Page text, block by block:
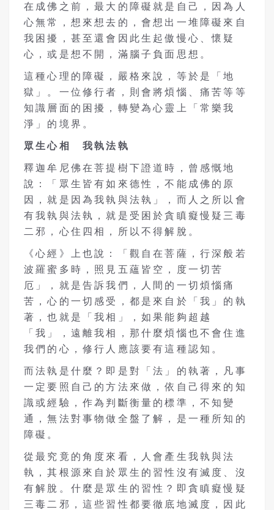
在成佛之前，最大的障礙就是自己，因為人
心無常，想來想去的，會想出一堆障礙來自
我困擾，甚至還會因此生起傲慢心、懷疑
心，或是想不開，滿腦子負面思想。
這種心理的障礙，嚴格來說，等於是「地
獄」。一位修行者，則會將煩惱、痛苦等等
知識層面的困擾，轉變為心靈上「常樂我
淨」的境界。
眾生心相 我執法執
釋迦牟尼佛在菩提樹下證道時，曾感慨地
說：「眾生皆有如來德性，不能成佛的原
因，就是因為我執與法執」，而人之所以會
有我執與法執，就是受困於貪瞋癡慢疑三毒
二邪，心住四相，所以不得解脫。
《心經》上也說：「觀自在菩薩，行深般若
波羅蜜多時，照見五蘊皆空，度一切苦
厄」，就是告訴我們，人間的一切煩惱痛
苦，心的一切感受，都是來自於「我」的執
著，也就是「我相」，如果能夠超越
「我」，遠離我相，那什麼煩惱也不會住進
我們的心，修行人應該要有這種認知。
而法執是什麼？即是對「法」的執著，凡事
一定要照自己的方法來做，依自己得來的知
識或經驗，作為判斷衡量的標準，不知變
通，無法對事物做全盤了解，是一種所知的
障礙。
從最究竟的角度來看，人會產生我執與法
執，其根源來自於眾生的習性沒有滅度、沒
有解脫。什麼是眾生的習性？即貪瞋癡慢疑
三毒二邪，這些習性都要徹底地滅度，因此